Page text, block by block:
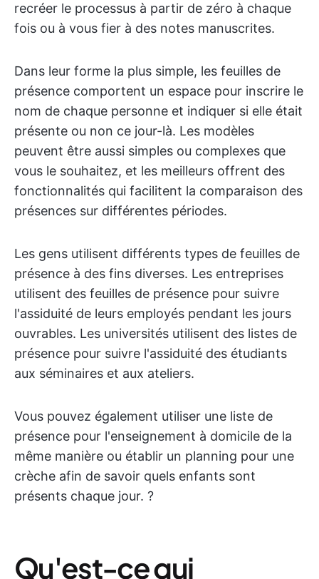
recréer le processus à partir de zéro à chaque
fois ou à vous fier à des notes manuscrites.
Dans leur forme la plus simple, les feuilles de
présence comportent un espace pour inscrire le
nom de chaque personne et indiquer si elle était
présente ou non ce jour-là. Les modèles
peuvent être aussi simples ou complexes que
vous le souhaitez, et les meilleurs offrent des
fonctionnalités qui facilitent la comparaison des
présences sur différentes périodes.
Les gens utilisent différents types de feuilles de
présence à des fins diverses. Les entreprises
utilisent des feuilles de présence pour suivre
l'assiduité de leurs employés pendant les jours
ouvrables. Les universités utilisent des listes de
présence pour suivre l'assiduité des étudiants
aux séminaires et aux ateliers.
Vous pouvez également utiliser une liste de
présence pour l'enseignement à domicile de la
même manière ou établir un planning pour une
crèche afin de savoir quels enfants sont
présents chaque jour. ?
Qu'est-ce qui